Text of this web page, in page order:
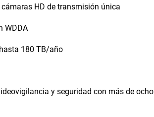
HD de transmisión única
WDDA
180 TB/año
y seguridad con más de ocho